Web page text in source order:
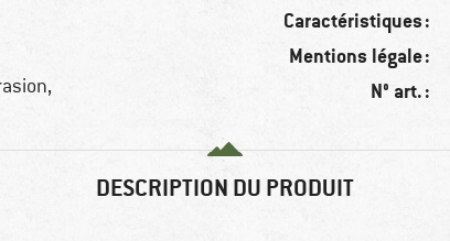
Caractéristiques :
Mentions légale :
N° art. :
DESCRIPTION DU PRODUIT